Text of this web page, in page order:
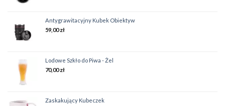
Antygrawitacyjny Kubek Obiektyw
59,00zł
Lodowe Szkło do Piwa - Żel
70,00zł
Zaskakujący Kubeczek